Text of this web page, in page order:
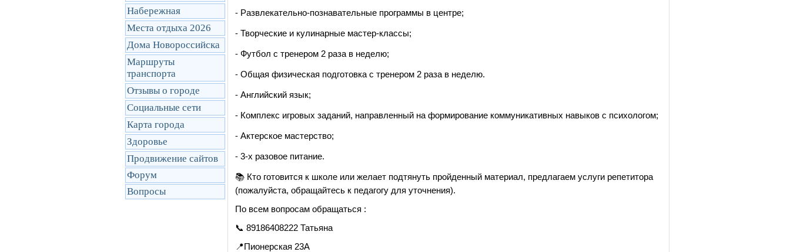
Набережная
Места отдыха 2026
Дома Новороссийска
Маршруты
транcпорта
Отзывы о городе
Социальные сети
Карта города
Здоровье
Продвижение сайтов
Форум
Вопросы
⁃ Развлекательно-познавательные программы в центре;
⁃ Творческие и кулинарные мастер-классы;
⁃ Футбол с тренером 2 раза в неделю;
⁃ Общая физическая подготовка с тренером 2 раза в неделю.
⁃ Английский язык;
⁃ Комплекс игровых заданий, направленный на формирование коммуникативных навыков с психологом;
⁃ Актерское мастерство;
⁃ 3-х разовое питание.
📚 Кто готовится к школе или желает подтянуть пройденный материал, предлагаем услуги репетитора
(пожалуйста, обращайтесь к педагогу для уточнения).
По всем вопросам обращаться :
📞 89186408222 Татьяна
📍Пионерская 23А